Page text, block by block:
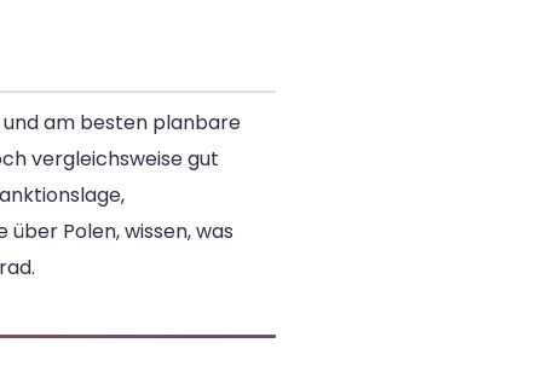
am besten planbare
vergleichsweise gut
Polen, wissen, was